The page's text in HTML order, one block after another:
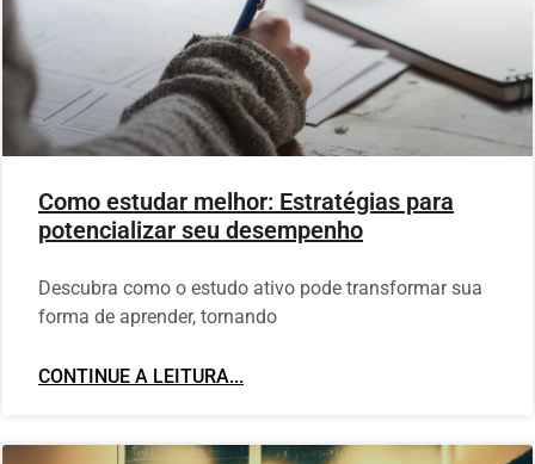
Como estudar melhor: Estratégias para
potencializar seu desempenho
Descubra como o estudo ativo pode transformar sua
forma de aprender, tornando
CONTINUE A LEITURA...